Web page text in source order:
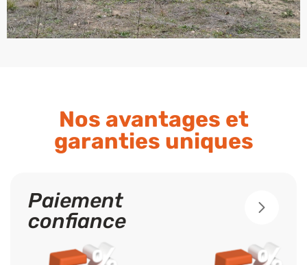
Nos avantages et
garanties uniques
Paiement
confiance